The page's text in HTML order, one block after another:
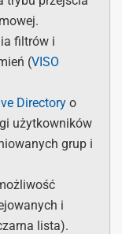
filtrów i
(VISO
Directory o
użytkowników
grup i
i
lista).